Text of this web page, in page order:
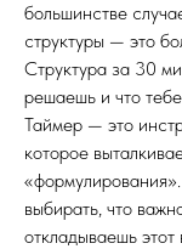
большинстве
структуры — это
Структура за 30
решаешь и что
Таймер — это
которое
выбирать, что
откладываешь